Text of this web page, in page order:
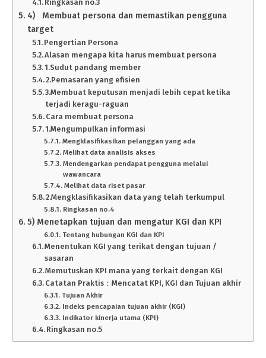
Ringkasan no.3
4) Membuat persona dan memastikan pengguna
target
Pengertian Persona
Alasan mengapa kita harus membuat persona
1.Sudut pandang member
2.Pemasaran yang efisien
3.Membuat keputusan menjadi lebih cepat ketika
terjadi keragu-raguan
Cara membuat persona
1.Mengumpulkan informasi
Mengklasifikasikan pelanggan yang ada
Melihat data analisis akses
Mendengarkan pendapat pengguna melalui
wawancara
Melihat data riset pasar
2.Mengklasifikasikan data yang telah terkumpul
Ringkasan no.4
5) Menetapkan tujuan dan mengatur KGI dan KPI
Tentang hubungan KGI dan KPI
Menentukan KGI yang terikat dengan tujuan /
sasaran
Memutuskan KPI mana yang terkait dengan KGI
Catatan Praktis：Mencatat KPI, KGI dan Tujuan akhir
Tujuan Akhir
Indeks pencapaian tujuan akhir (KGI)
Indikator kinerja utama (KPI)
Ringkasan no.5